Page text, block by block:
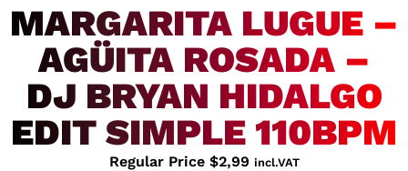
MARGARITA LUGUE –
AGÜITA ROSADA –
DJ BRYAN HIDALGO
EDIT SIMPLE 110BPM
Regular Price $2,99 incl.VAT